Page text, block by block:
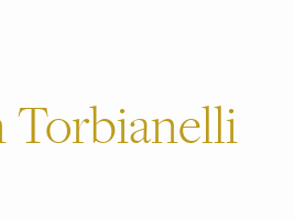
Torbianelli